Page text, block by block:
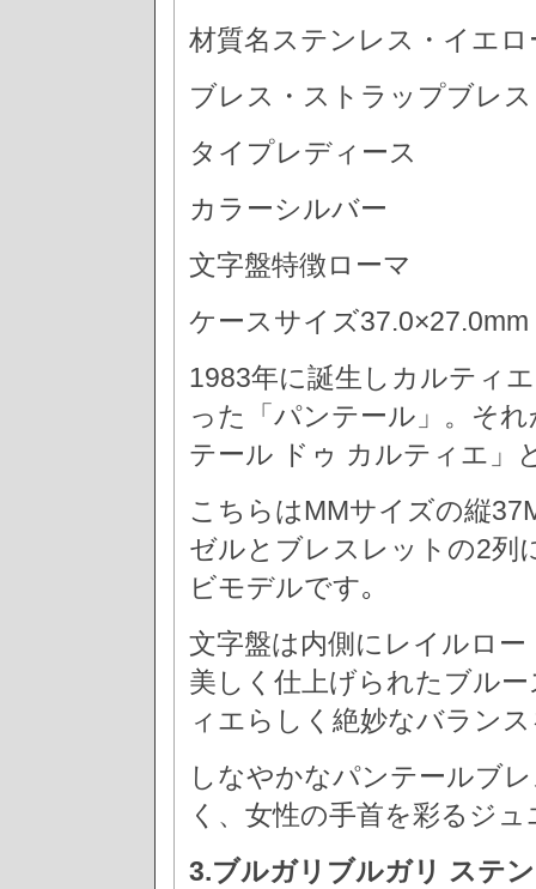
材質名ステンレス・イエ
ブレス・ストラップブレス
タイプレディース
カラーシルバー
文字盤特徴ローマ
ケースサイズ37.0×27.0mm
1983年に誕生しカルティ
った「パンテール」。そ
テール ドゥ カルティエ」
こちらはMMサイズの縦
ゼルとブレスレットの2列
ビモデルです｡
文字盤は内側にレイルロ
美しく仕上げられたブル
ィエらしく絶妙なバラン
しなやかなパンテールブ
く、女性の手首を彩るジ
3.ブルガリブルガリ ステ